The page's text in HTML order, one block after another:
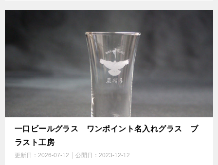
一口ビールグラス ワンポイント名入れグラス ブ
ラスト工房
更新日： 2026-07-12 公開日： 2023-12-12